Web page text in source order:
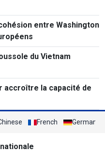
entre Washington
du Vietnam
accroître la capacité de
French German